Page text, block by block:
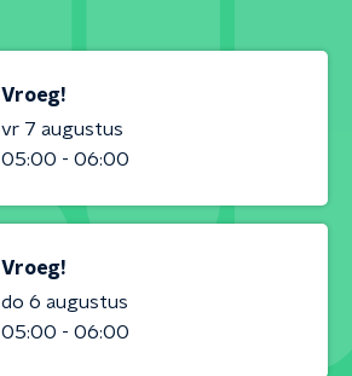
Vroeg!
vr 7 augustus
05:00 - 06:00
Vroeg!
do 6 augustus
05:00 - 06:00